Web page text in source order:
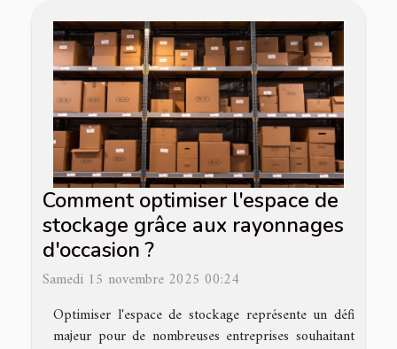
Comment optimiser l'espace de
stockage grâce aux rayonnages
d'occasion ?
Samedi 15 novembre 2025 00:24
Optimiser l'espace de stockage représente un défi
majeur pour de nombreuses entreprises souhaitant